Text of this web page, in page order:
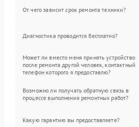
От чего зависит срок ремонта техники?
Диагностика проводится бесплатно?
Может ли вместо меня принять устройство
после ремонта другой человек, контактный
телефон которого я предоставлю?
Возможно ли получать обратную связь в
процессе выполнения ремонтных работ?
Какую гарантию вы предоставляете?